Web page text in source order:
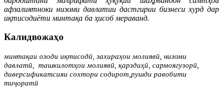
афзалиятноки низоми давлатии дастгирии бизнеси хурд дар
иқтисодиёти минтақа ба ҳисоб мераванд.
Калидвожаҳо
минтақаи озоди иқтисодӣ, захираҳои молиявӣ, низоми
давлатӣ
ташкилотҳои молиявӣ, қарздиҳӣ, сармоягузорӣ,
диверсификатсияи сохтори содирот,рушди равобити
тиҷоратӣ